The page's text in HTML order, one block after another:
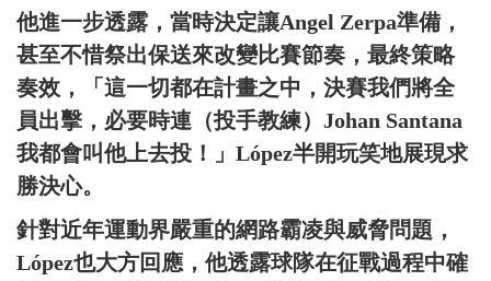
他進一步透露，當時決定讓Angel Zerpa準備，
甚至不惜祭出保送來改變比賽節奏，最終策略
奏效，「這一切都在計畫之中，決賽我們將全
員出擊，必要時連（投手教練）Johan Santana
我都會叫他上去投！」López半開玩笑地展現求
勝決心。
針對近年運動界嚴重的網路霸凌與威脅問題，
López也大方回應，他透露球隊在征戰過程中確